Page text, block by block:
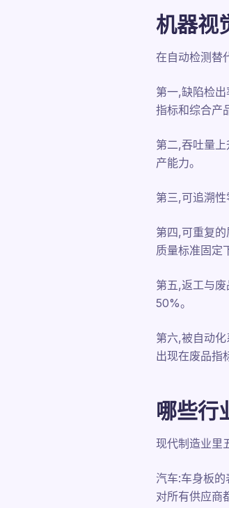
机器视
在自动检测替
第一,缺陷检
指标和综合产
第二,吞吐量
产能力。
第三,可追溯
第四,可重复
质量标准固定
第五,返工与
50%。
第六,被自动
出现在废品指
哪些行
现代制造业里
汽车:车身板
对所有供应商